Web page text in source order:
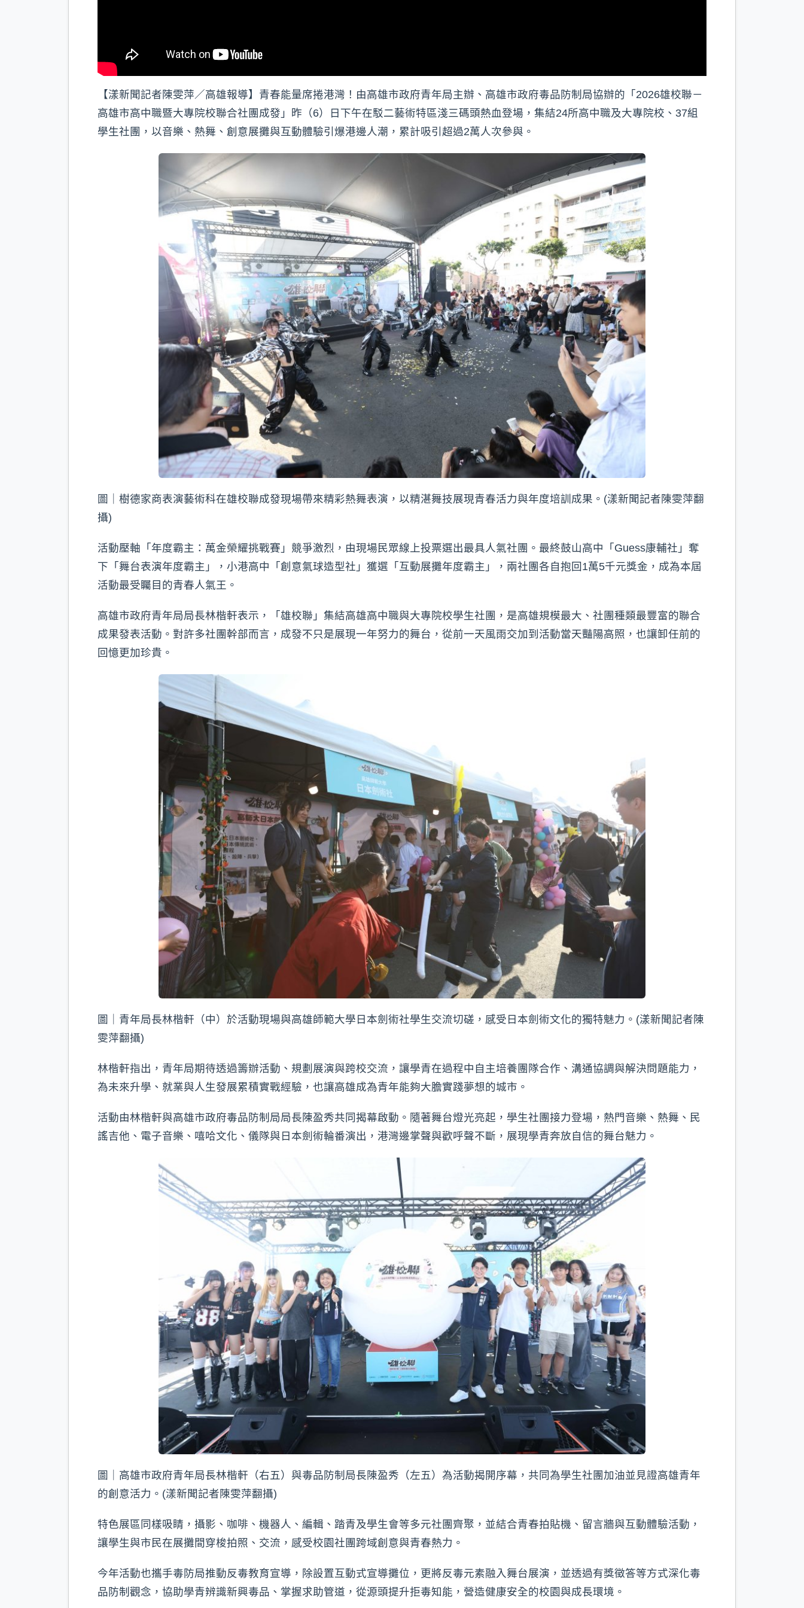
【漾新聞記者陳雯萍／高雄報導】青春能量席捲港灣！由高雄市政府青年局主辦、高雄市政府毒品防制局協辦的「2026雄校聯－
高雄市高中職暨大專院校聯合社團成發」昨（6）日下午在駁二藝術特區淺三碼頭熱血登場，集結24所高中職及大專院校、37組
學生社團，以音樂、熱舞、創意展攤與互動體驗引爆港邊人潮，累計吸引超過2萬人次參與。
圖｜樹德家商表演藝術科在雄校聯成發現場帶來精彩熱舞表演，以精湛舞技展現青春活力與年度培訓成果。(漾新聞記者陳雯萍翻
攝)
活動壓軸「年度霸主：萬金榮耀挑戰賽」競爭激烈，由現場民眾線上投票選出最具人氣社團。最終鼓山高中「Guess康輔社」奪
下「舞台表演年度霸主」，小港高中「創意氣球造型社」獲選「互動展攤年度霸主」，兩社團各自抱回1萬5千元獎金，成為本屆
活動最受矚目的青春人氣王。
高雄市政府青年局局長林楷軒表示，「雄校聯」集結高雄高中職與大專院校學生社團，是高雄規模最大、社團種類最豐富的聯合
成果發表活動。對許多社團幹部而言，成發不只是展現一年努力的舞台，從前一天風雨交加到活動當天豔陽高照，也讓卸任前的
回憶更加珍貴。
圖｜青年局長林楷軒（中）於活動現場與高雄師範大學日本劍術社學生交流切磋，感受日本劍術文化的獨特魅力。(漾新聞記者陳
雯萍翻攝)
林楷軒指出，青年局期待透過籌辦活動、規劃展演與跨校交流，讓學青在過程中自主培養團隊合作、溝通協調與解決問題能力，
為未來升學、就業與人生發展累積實戰經驗，也讓高雄成為青年能夠大膽實踐夢想的城市。
活動由林楷軒與高雄市政府毒品防制局局長陳盈秀共同揭幕啟動。隨著舞台燈光亮起，學生社團接力登場，熱門音樂、熱舞、民
謠吉他、電子音樂、嘻哈文化、儀隊與日本劍術輪番演出，港灣邊掌聲與歡呼聲不斷，展現學青奔放自信的舞台魅力。
圖｜高雄市政府青年局長林楷軒（右五）與毒品防制局長陳盈秀（左五）為活動揭開序幕，共同為學生社團加油並見證高雄青年
的創意活力。(漾新聞記者陳雯萍翻攝)
特色展區同樣吸睛，攝影、咖啡、機器人、編輯、踏青及學生會等多元社團齊聚，並結合青春拍貼機、留言牆與互動體驗活動，
讓學生與市民在展攤間穿梭拍照、交流，感受校園社團跨域創意與青春熱力。
今年活動也攜手毒防局推動反毒教育宣導，除設置互動式宣導攤位，更將反毒元素融入舞台展演，並透過有獎徵答等方式深化毒
品防制觀念，協助學青辨識新興毒品、掌握求助管道，從源頭提升拒毒知能，營造健康安全的校園與成長環境。